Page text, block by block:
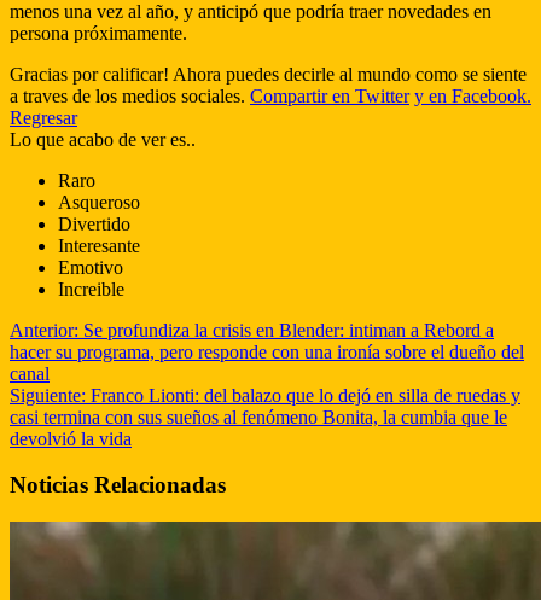
menos una vez al año, y anticipó que podría traer novedades en
persona próximamente.
Gracias por calificar! Ahora puedes decirle al mundo como se siente
a traves de los medios sociales. Compartir en Twitter y en Facebook.
Regresar
Lo que acabo de ver es..
Raro
Asqueroso
Divertido
Interesante
Emotivo
Increible
Anterior: Se profundiza la crisis en Blender: intiman a Rebord a
hacer su programa, pero responde con una ironía sobre el dueño del
canal
Siguiente: Franco Lionti: del balazo que lo dejó en silla de ruedas y
casi termina con sus sueños al fenómeno Bonita, la cumbia que le
devolvió la vida
Noticias Relacionadas